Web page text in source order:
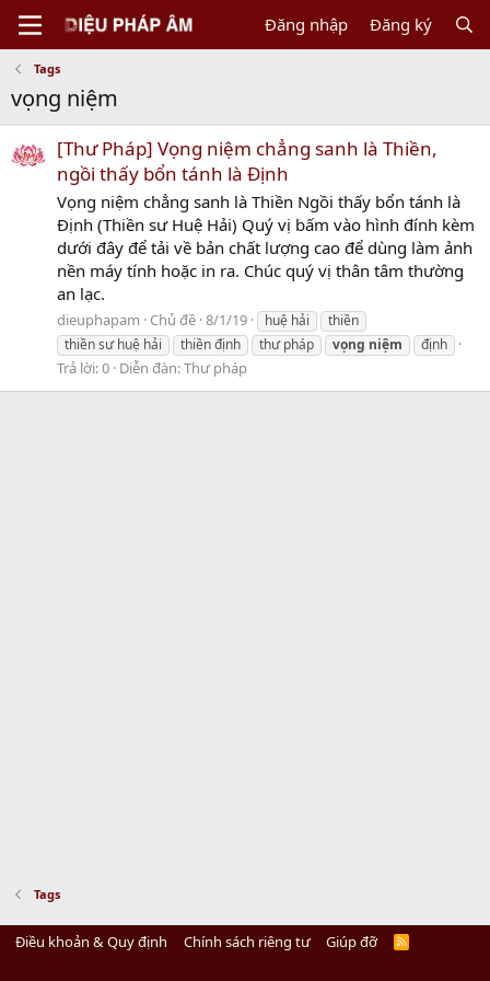
Đăng nhập Đăng ký
Tags
vọng niệm
[Thư Pháp] Vọng niệm chẳng sanh là Thiền,
ngồi thấy bổn tánh là Định
Vọng niệm chẳng sanh là Thiền Ngồi thấy bổn tánh là
Định (Thiền sư Huệ Hải) Quý vị bấm vào hình đính kèm
dưới đây để tải về bản chất lượng cao để dùng làm ảnh
nền máy tính hoặc in ra. Chúc quý vị thân tâm thường
an lạc.
dieuphapam Chủ đề 8/1/19 huệ hải
thiền
thiền sư huệ hải
thiền định thư pháp vọng niệm định
Trả lời: 0 Diễn đàn:Thư pháp
Tags
Điều khoản & Quy định Chính sách riêng tư Giúp đỡ
R